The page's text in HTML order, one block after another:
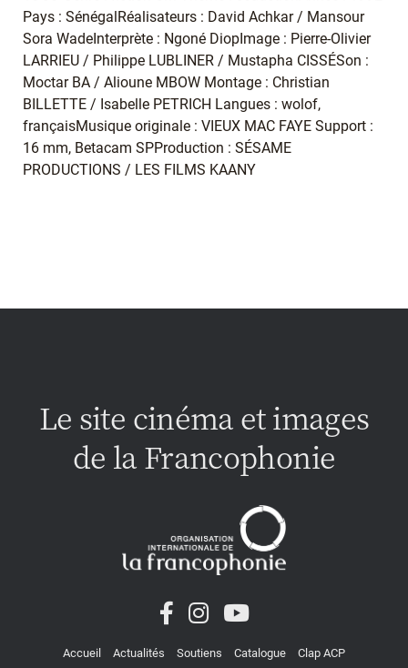
Pays : SénégalRéalisateurs : David Achkar / Mansour
Sora WadeInterprète : Ngoné DiopImage : Pierre-Olivier
LARRIEU / Philippe LUBLINER / Mustapha CISSÉSon :
Moctar BA / Alioune MBOW Montage : Christian
BILLETTE / Isabelle PETRICH Langues : wolof,
françaisMusique originale : VIEUX MAC FAYE Support :
16 mm, Betacam SPProduction : SÉSAME
PRODUCTIONS / LES FILMS KAANY
Le site cinéma et images
de la Francophonie
Accueil Actualités Soutiens Catalogue
Clap ACP